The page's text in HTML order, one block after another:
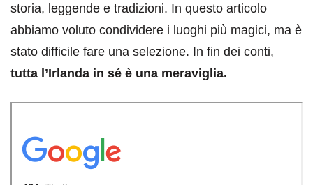
storia, leggende e tradizioni. In questo articolo
abbiamo voluto condividere i luoghi più magici, ma è
stato difficile fare una selezione. In fin dei conti,
tutta l’Irlanda in sé è una meraviglia.